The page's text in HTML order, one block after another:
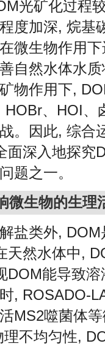
光矿化过程
度加深, 烷基
微生物作用
自然水体水
物作用下,
HOBr、HOI、
。因此, 综合
面深入地探究
题之一。
微生物的生理
盐类外,
天然水体中,
DOM能导致
, ROSADO-
MS2噬菌体
理不均匀性,